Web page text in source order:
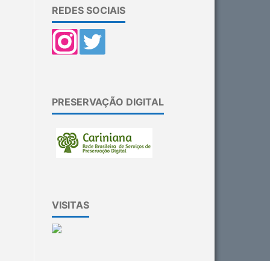
REDES SOCIAIS
PRESERVAÇÃO DIGITAL
VISITAS